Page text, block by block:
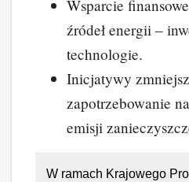
Wsparcie
źródeł energii –
technologie.
Inicjatywy
zapotrzebowanie
emisji
W ramach Krajowego